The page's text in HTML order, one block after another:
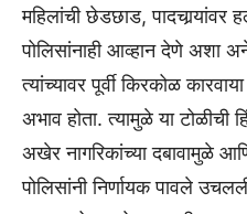
महिलांची छेडछाड, पादचार्‍यांवर
पोलिसांनाही आव्हान देणे अशा
त्यांच्यावर पूर्वी किरकोळ
अभाव होता. त्यामुळे या टोळीची
अखेर नागरिकांच्या दबावामुळे
पोलिसांनी निर्णायक पावले